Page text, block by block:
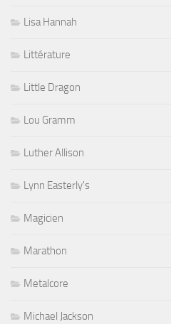
Lisa Hannah
Littérature
Little Dragon
Lou Gramm
Luther Allison
Lynn Easterly's
Magicien
Marathon
Metalcore
Michael Jackson